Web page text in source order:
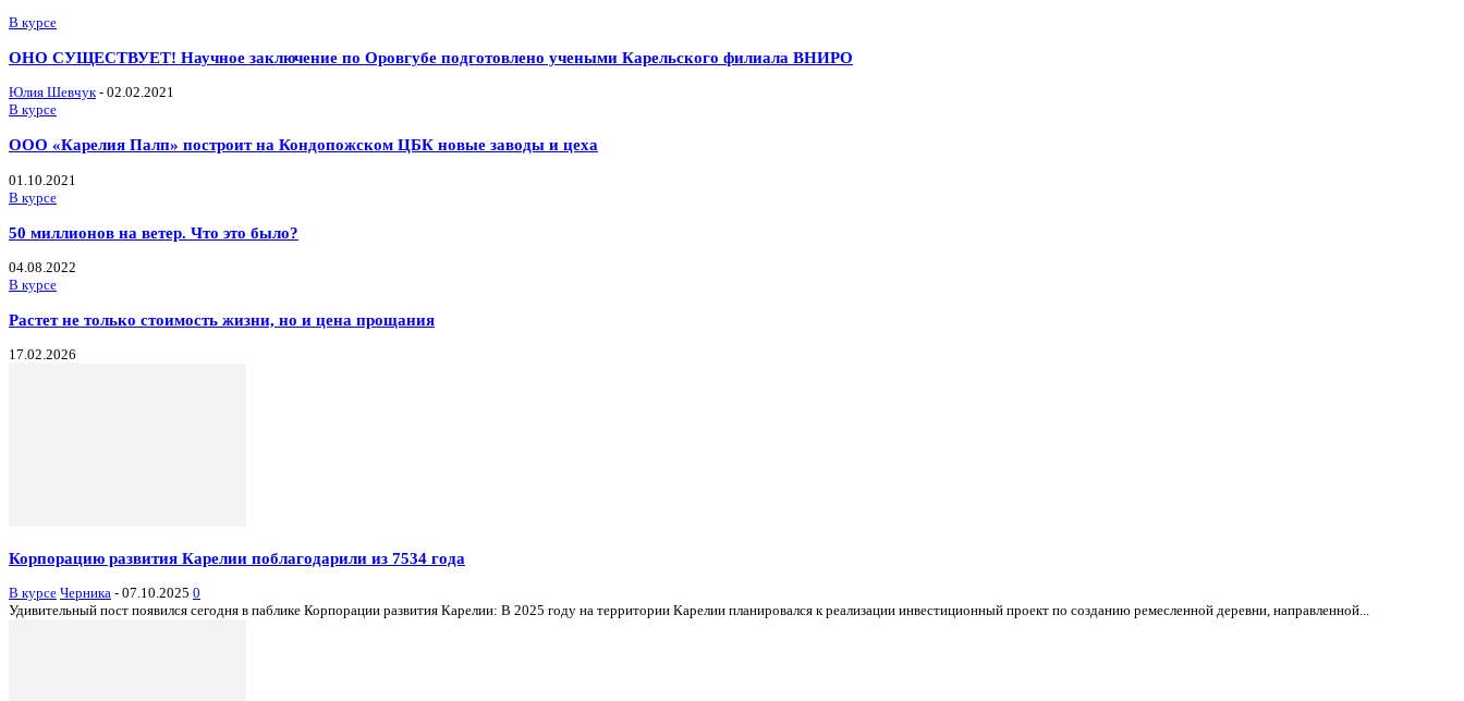
В курсе
ОНО СУЩЕСТВУЕТ! Научное заключение по Оровгубе подготовлено учеными Карельского филиала ВНИРО
Юлия Шевчук - 02.02.2021
В курсе
ООО «Карелия Палп» построит на Кондопожском ЦБК новые заводы и цеха
01.10.2021
В курсе
50 миллионов на ветер. Что это было?
04.08.2022
В курсе
Растет не только стоимость жизни, но и цена прощания
17.02.2026
Корпорацию развития Карелии поблагодарили из 7534 года
В курсе Черника - 07.10.2025 0
Удивительный пост появился сегодня в паблике Корпорации развития Карелии: В 2025 году на территории Карелии планировался к реализации инвестиционный проект по созданию ремесленной деревни, направленной...